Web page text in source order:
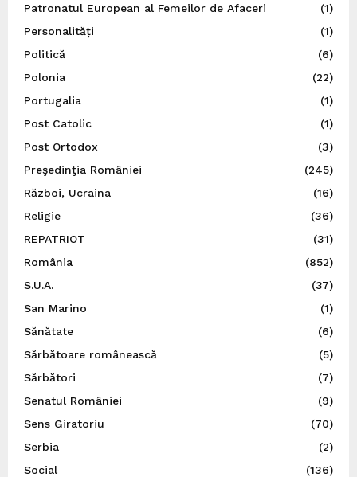
Patronatul European al Femeilor de Afaceri
(1)
Personalități
(1)
Politică
(6)
Polonia
(22)
Portugalia
(1)
Post Catolic
(1)
Post Ortodox
(3)
Preşedinţia României
(245)
Război, Ucraina
(16)
Religie
(36)
REPATRIOT
(31)
România
(852)
S.U.A.
(37)
San Marino
(1)
Sănătate
(6)
Sărbătoare românească
(5)
Sărbători
(7)
Senatul României
(9)
Sens Giratoriu
(70)
Serbia
(2)
Social
(136)